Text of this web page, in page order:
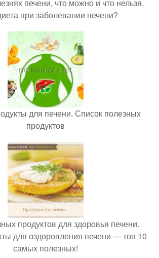
печени, что можно и что нельзя.
при заболевании печени?
для печени. Список полезных
продуктов
продуктов для здоровья печени.
для оздоровления печени — топ 10
самых полезных!